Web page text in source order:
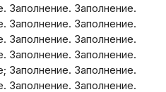
Заполнение. Заполнение.
Заполнение. Заполнение.
Заполнение. Заполнение.
Заполнение. Заполнение.
Заполнение. Заполнение.
Заполнение. Заполнение.